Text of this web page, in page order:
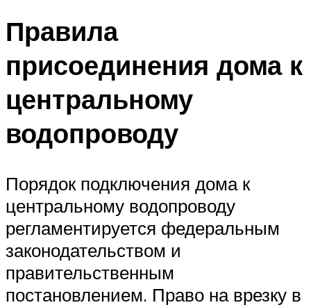
Правила
присоединения дома к
центральному
водопроводу
Порядок подключения дома к
центральному водопроводу
регламентируется федеральным
законодательством и
правительственным
постановлением. Право на врезку в